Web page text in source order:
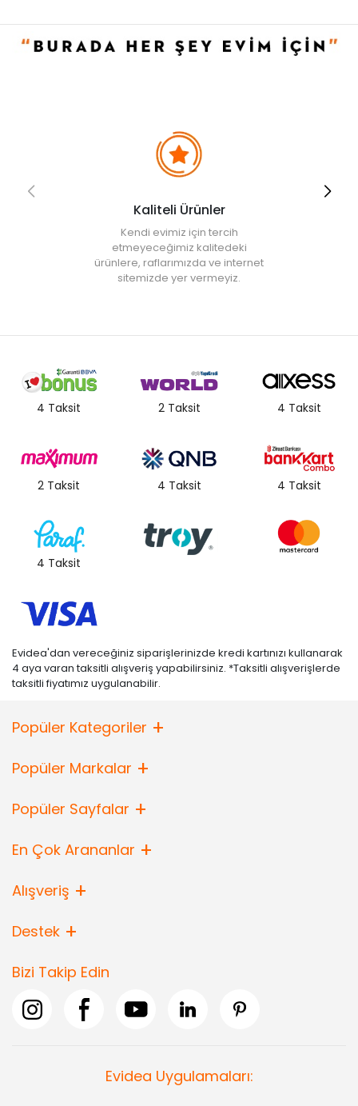
• Sabitlenebilmektedir, ancak telefonlarla uyumlu değildir.
isteyenler için idealdir. Minimalist tasarımıyla her ortama uyum
Ürün İçeriği
• 1 adet: Termohigrometre LCD versiyonu
• 1 adet: Duvar Sticker kolye
• 1 adet: Çift taraflı bant
altında ve 60 ° c'nin üzerinde zorlu ortamlarda kullanıma uygun
• Bu ürünün nem ölçüm aralığı % 0% % RH-99 RH, yüksek nem ile
sert ortamlardan uzak kalmalı.
• Bu ürün sağlıklı bir yaşam için kullanılır ve ölçüm aracı olarak
kullanılamaz.
Garanti
• Not:Bu fiyat perakende satışlar için belirlenmiştir. Toplu alımlar
Evidea tarafından incelenecek ve uygun bulunmayan siparişler
iptal edilecektir.
• " Ürün görsellerinde ışık, ortam ve dijital düzenlemelere bağlı
Kaliteli Ürünler
Kendi evimiz için tercih
etmeyeceğimiz kalitedeki
ürünlere, raflarımızda ve internet
sitemizde yer vermeyiz.
4 Taksit 2 Taksit 4 Taksit
2 Taksit 4 Taksit 4 Taksit
4 Taksit
Evidea'dan vereceğiniz siparişlerinizde kredi kartınızı kullanarak
4 aya varan taksitli alışveriş yapabilirsiniz. *Taksitli alışverişlerde
taksitli fiyatımız uygulanabilir.
Popüler Kategoriler
Popüler Markalar
Popüler Sayfalar
En Çok Arananlar
Alışveriş
Destek
Bizi Takip Edin
Evidea Uygulamaları: